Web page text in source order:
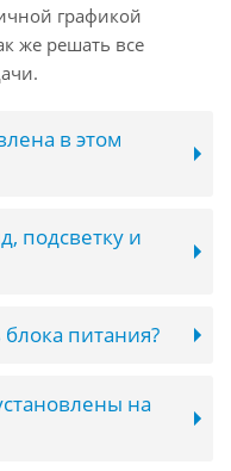
графикой
же решать все
в этом
подсветку и
питания?
на